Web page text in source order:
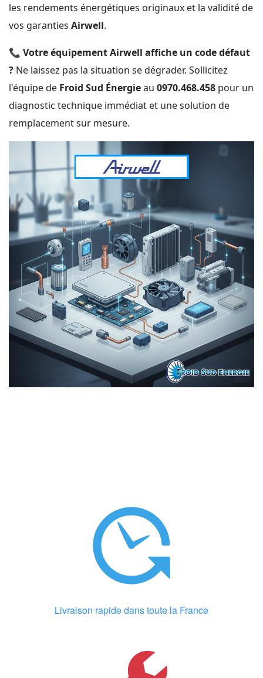
les rendements énergétiques originaux et la validité de
vos garanties Airwell.
📞 Votre équipement Airwell affiche un code défaut
? Ne laissez pas la situation se dégrader. Sollicitez
l'équipe de Froid Sud Énergieau 0970.468.458 pour un
diagnostic technique immédiat et une solution de
remplacement sur mesure.
Livraison rapide dans toute la France